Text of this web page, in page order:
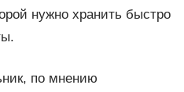
нужно хранить быстро
по мнению